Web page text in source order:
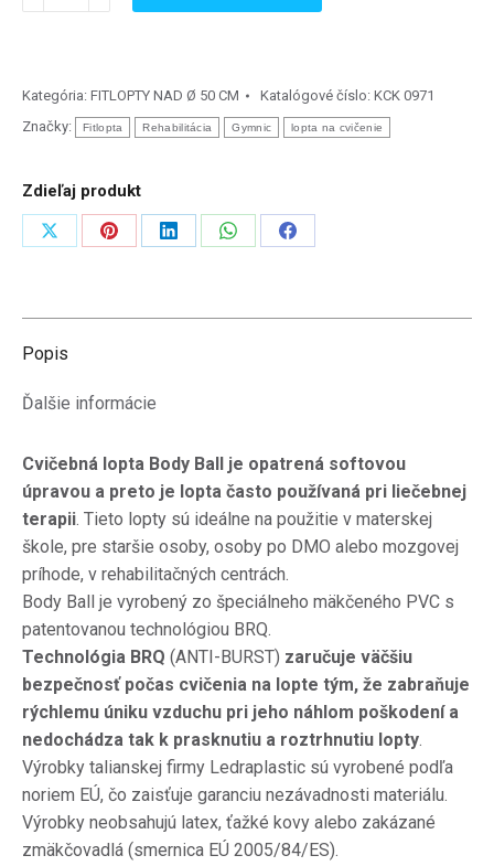
cm
rehabilitačná
Gymnic
Kategória: FITLOPTY NAD Ø 50 CM Katalógové číslo: KCK 0971
Značky:
Fitlopta Rehabilitácia Gymnic lopta na cvičenie
Zdieľaj produkt
ZdieľaťZdieľaťZdieľaťZdieľaťZdieľať
Popis
Ďalšie informácie
Cvičebná lopta Body Ball je opatrená softovou
úpravou a preto je lopta často používaná pri liečebnej
terapii. Tieto lopty sú ideálne na použitie v materskej
škole, pre staršie osoby, osoby po DMO alebo mozgovej
príhode, v rehabilitačných centrách.
Body Ball je vyrobený zo špeciálneho mäkčeného PVC s
patentovanou technológiou BRQ.
Technológia BRQ (ANTI-BURST) zaručuje väčšiu
bezpečnosť počas cvičenia na lopte tým, že zabraňuje
rýchlemu úniku vzduchu pri jeho náhlom poškodení a
nedochádza tak k prasknutiu a roztrhnutiu lopty.
Výrobky talianskej firmy Ledraplastic sú vyrobené podľa
noriem EÚ, čo zaisťuje garanciu nezávadnosti materiálu.
Výrobky neobsahujú latex, ťažké kovy alebo zakázané
zmäkčovadlá (smernica EÚ 2005/84/ES).